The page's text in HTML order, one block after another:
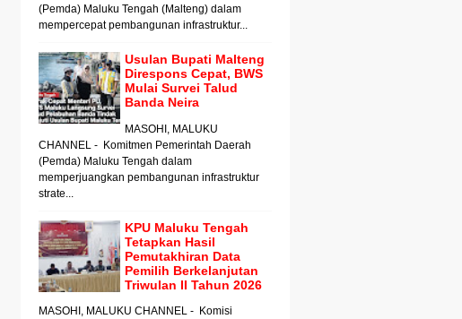
(Pemda) Maluku Tengah (Malteng) dalam
mempercepat pembangunan infrastruktur...
Usulan Bupati Malteng
Direspons Cepat, BWS
Mulai Survei Talud
Banda Neira
MASOHI, MALUKU
CHANNEL - Komitmen Pemerintah Daerah
(Pemda) Maluku Tengah dalam
memperjuangkan pembangunan infrastruktur
strate...
KPU Maluku Tengah
Tetapkan Hasil
Pemutakhiran Data
Pemilih Berkelanjutan
Triwulan II Tahun 2026
MASOHI, MALUKU CHANNEL - Komisi